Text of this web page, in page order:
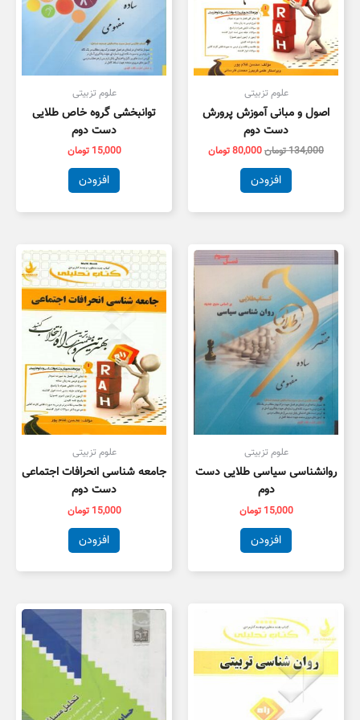
علوم تزبیتی
اصول و مبانی آموزش پرورش
دست دوم
134,000تومان80,000تومان
افزودن
علوم تزبیتی
توانبخشی گروه خاص طلایی
دست دوم
15,000 تومان
افزودن
علوم تزبیتی
روانشناسی سیاسی طلایی دست
دوم
15,000 تومان
افزودن
علوم تزبیتی
جامعه شناسی انحرافات اجتماعی
دست دوم
15,000 تومان
افزودن